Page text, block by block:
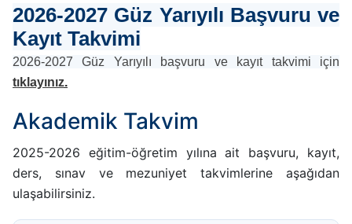
2026-2027 Güz Yarıyılı Başvuru ve
Kayıt Takvimi
2026-2027 Güz Yarıyılı başvuru ve kayıt takvimi için
tıklayınız.
Akademik Takvim
2025-2026 eğitim-öğretim yılına ait başvuru, kayıt,
ders, sınav ve mezuniyet takvimlerine aşağıdan
ulaşabilirsiniz.